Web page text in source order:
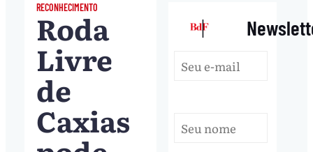
RECONHECIMENTO
Roda
Livre
de
Caxias
|